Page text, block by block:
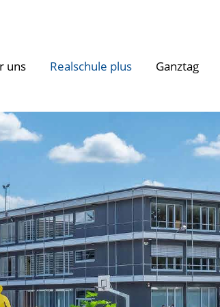
uns Realschule plus Ganztag